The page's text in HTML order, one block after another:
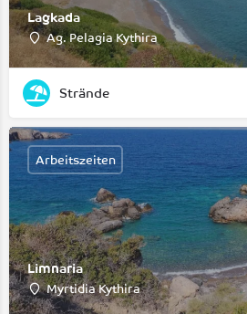
Lagkada
Ag. Pelagia Kythira
Strände
Limnaria
Myrtidia Kythira
Arbeitszeiten